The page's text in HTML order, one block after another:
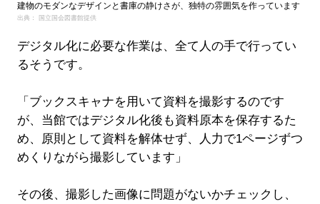
建物のモダンなデザインと書庫の静けさが、独特の雰囲気を作っています
出典： 国立国会図書館提供
デジタル化に必要な作業は、全て人の手で行ってい
るそうです。
「ブックスキャナを用いて資料を撮影するのです
が、当館ではデジタル化後も資料原本を保存するた
め、原則として資料を解体せず、人力で1ページずつ
めくりながら撮影しています」
その後、撮影した画像に問題がないかチェックし、